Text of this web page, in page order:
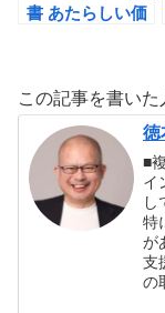
書 あたらしい価
この記事を書いた
徳
■
イ
し
特
が
支
の